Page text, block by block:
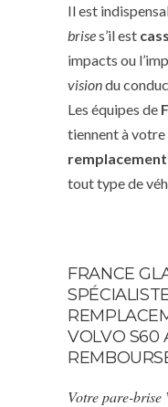
Il est
brises’il est
impacts ou
visiondu
Les équipes de
tiennent à
tout type de
FRANCE
VOLVO S60
Votre pare-